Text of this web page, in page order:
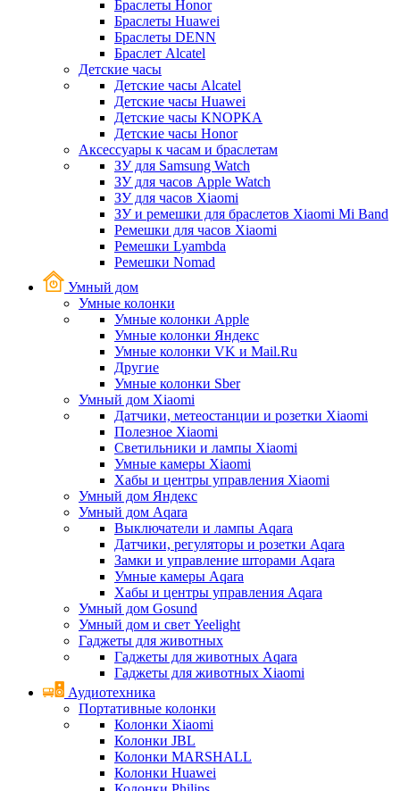
Браслеты Honor
Браслеты Huawei
Браслеты DENN
Браслет Alcatel
Детские часы
Детские часы Alcatel
Детские часы Huawei
Детские часы KNOPKA
Детские часы Honor
Аксессуары к часам и браслетам
ЗУ для Samsung Watch
ЗУ для часов Apple Watch
ЗУ для часов Xiaomi
ЗУ и ремешки для браслетов Xiaomi Mi Band
Ремешки для часов Xiaomi
Ремешки Lyambda
Ремешки Nomad
Умный дом
Умные колонки
Умные колонки Apple
Умные колонки Яндекс
Умные колонки VK и Mail.Ru
Другие
Умные колонки Sber
Умный дом Xiaomi
Датчики, метеостанции и розетки Xiaomi
Полезное Xiaomi
Светильники и лампы Xiaomi
Умные камеры Xiaomi
Хабы и центры управления Xiaomi
Умный дом Яндекс
Умный дом Aqara
Выключатели и лампы Aqara
Датчики, регуляторы и розетки Aqara
Замки и управление шторами Aqara
Умные камеры Aqara
Хабы и центры управления Aqara
Умный дом Gosund
Умный дом и свет Yeelight
Гаджеты для животных
Гаджеты для животных Aqara
Гаджеты для животных Xiaomi
Аудиотехника
Портативные колонки
Колонки Xiaomi
Колонки JBL
Колонки MARSHALL
Колонки Huawei